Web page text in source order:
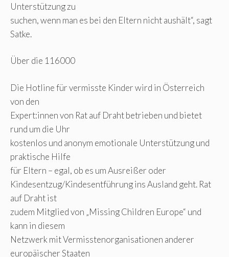
Unterstützung zu
suchen, wenn man es bei den Eltern nicht aushält“, sagt
Satke.
Über die 116000
Die Hotline für vermisste Kinder wird in Österreich
von den
Expert:innen von Rat auf Draht betrieben und bietet
rund um die Uhr
kostenlos und anonym emotionale Unterstützung und
praktische Hilfe
für Eltern – egal, ob es um Ausreißer oder
Kindesentzug/Kindesentführung ins Ausland geht. Rat
auf Draht ist
zudem Mitglied von „Missing Children Europe“ und
kann in diesem
Netzwerk mit Vermisstenorganisationen anderer
europäischer Staaten